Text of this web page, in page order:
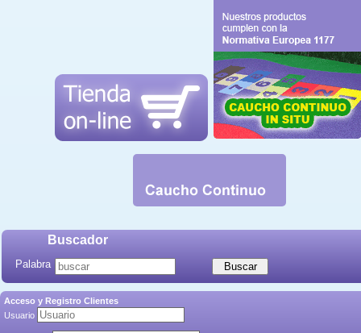
Buscador
Palabra
Acceso y Registro Clientes
Usuario